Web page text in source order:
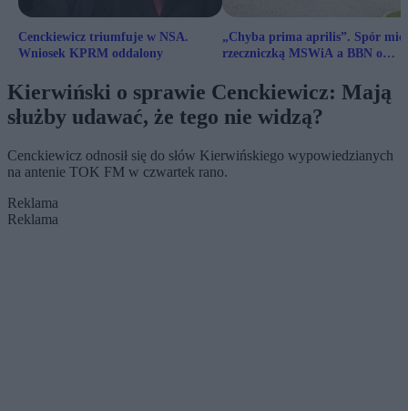
Cenckiewicz triumfuje w NSA.
Wniosek KPRM oddalony
„Chyba prima aprilis”. Spór
rzeczniczką MSWiA a BBN o
Kierwiński o sprawie Cenckiewicz: Mają
służby udawać, że tego nie widzą?
Cenckiewicz odnosił się do słów Kierwińskiego wypowiedzianych
na antenie TOK FM w czwartek rano.
Reklama
Reklama